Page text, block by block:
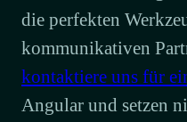
die perfekten
kommunikativen
kontaktiere uns für
Angular und setzen